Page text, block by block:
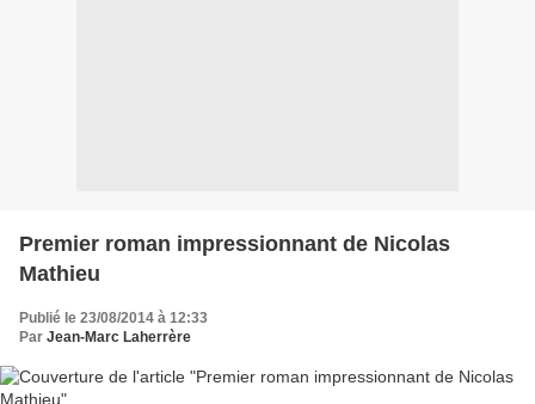
Premier roman impressionnant de Nicolas
Mathieu
Publié le 23/08/2014 à 12:33
Par Jean-Marc Laherrère